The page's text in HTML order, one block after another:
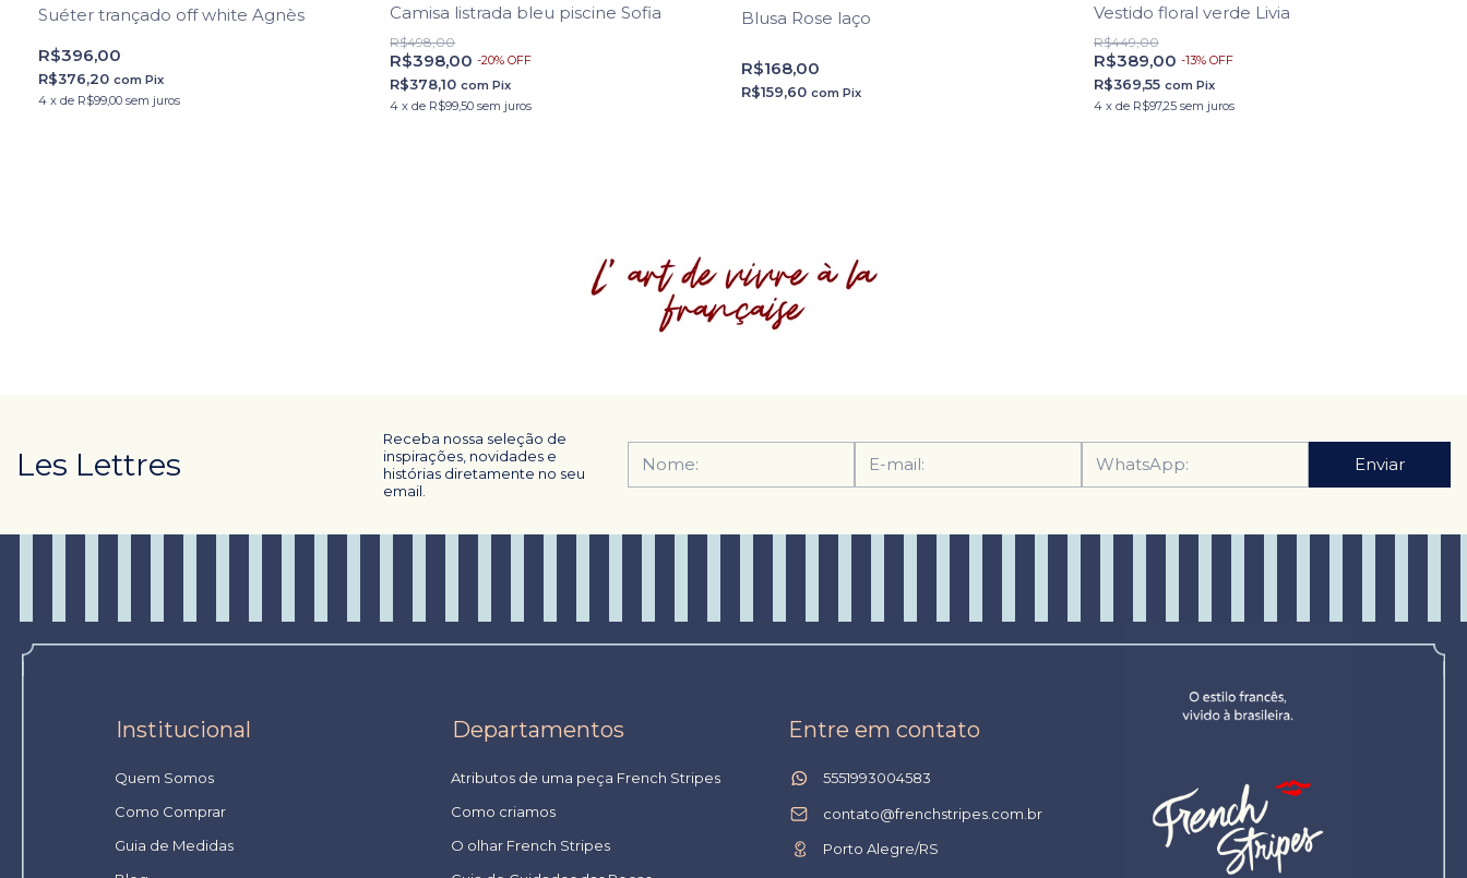
Suéter trançado off white Agnès
R$396,00
R$376,20com Pix
4 xde R$99,00 sem juros
Camisa listrada bleu piscine Sofia
R$398,00-20%OFF
R$498,00
R$378,10com Pix
4 xde R$99,50 sem juros
Blusa Rose laço
R$168,00
R$159,60com Pix
Vestido floral verde Livia
R$389,00 -13% OFF
R$449,00
R$369,55 com Pix
4 x de R$97,25 sem juros
Les Lettres
Receba nossa seleção de
inspirações, novidades e
histórias diretamente no seu
email.
Institucional
Quem Somos
Como Comprar
Guia de Medidas
Departamentos
Atributos de uma peça French Stripes
Como criamos
O olhar French Stripes
Entre em contato
5551993004583
contato@frenchstripes.com.br
Porto Alegre/RS